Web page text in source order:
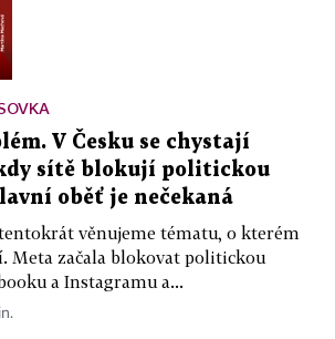
V Česku se chystají
sítě blokují politickou
oběť je nečekaná
tentokrát věnujeme tématu, o kterém
Meta začala blokovat politickou
a Instagramu a...